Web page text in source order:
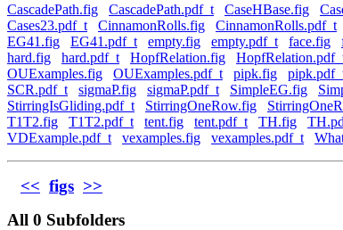
CascadePath.fig CascadePath.pdf_t CaseHBase.fig
Cases23.pdf_t
CinnamonRolls.fig CinnamonRolls.pdf_t
EG41.fig
EG41.pdf_t empty.fig empty.pdf_t face.fig
hard.fig
hard.pdf_t HopfRelation.fig
OUExamples.fig
OUExamples.pdf_t pipk.fig
SCR.pdf_t
sigmaP.fig sigmaP.pdf_t SimpleEG.fig
StirringIsGliding.pdf_t
StirringOneRow.fig
T1T2.fig
T1T2.pdf_t tent.fig tent.pdf_t TH.fig
VDExample.pdf_t
vexamples.fig vexamples.pdf_t
<< figs >>
All 0 Subfolders